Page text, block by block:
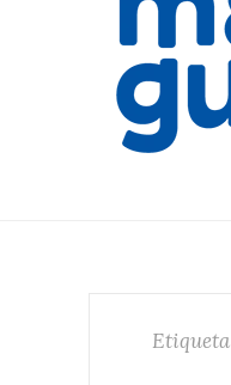
Etiqueta